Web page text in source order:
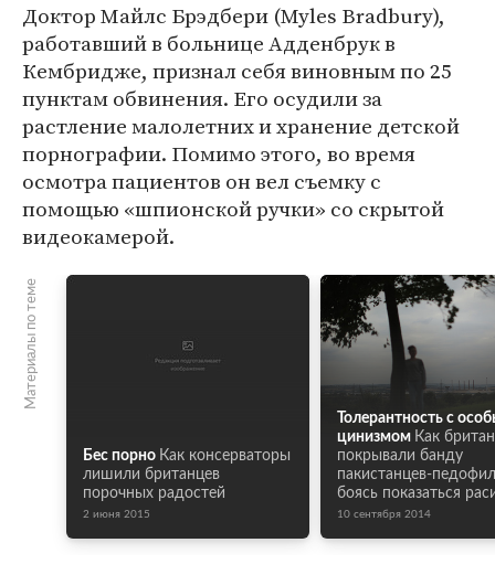
Доктор Майлс Брэдбери (Myles Bradbury),
работавший в больнице Адденбрук в
Кембридже, признал себя виновным по 25
пунктам обвинения. Его осудили за
растление малолетних и хранение детской
порнографии. Помимо этого, во время
осмотра пациентов он вел съемку с
помощью «шпионской ручки» со скрытой
видеокамерой.
Материалы по теме
Бес порно Как консерваторы
лишили британцев
порочных радостей
2 июня 2015
Толерантность с
цинизмом Как
покрывали банду
пакистанцев-
боясь показаться
10 сентября 2014